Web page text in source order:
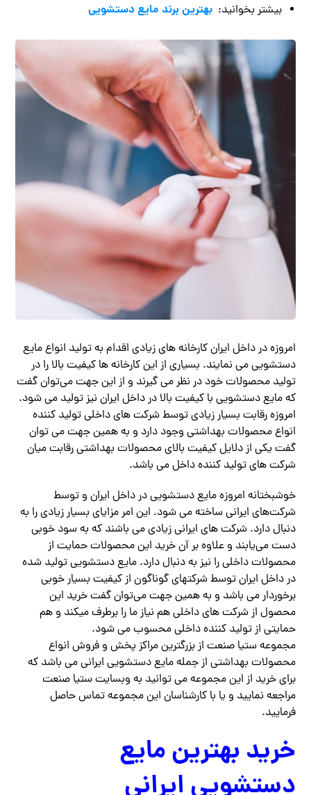
بیشتر بخوانید: بهترین برند مایع دستشویی
امروزه در داخل ایران کارخانه های زیادی اقدام به تولید انواع مایع
دستشویی می نمایند. بسیاری از این کارخانه ها کیفیت بالا را در
تولید محصولات خود در نظر می گیرند و از این جهت می‌توان گفت
که مایع دستشویی با کیفیت بالا در داخل ایران نیز تولید می شود.
امروزه رقابت بسیار زیادی توسط شرکت های داخلی تولید کننده
انواع محصولات بهداشتی وجود دارد و به همین جهت می توان
گفت یکی از دلایل کیفیت بالای محصولات بهداشتی رقابت میان
شرکت های تولید کننده داخل می باشد.
خوشبختانه امروزه مایع دستشویی در داخل ایران و توسط
شرکت‌های ایرانی ساخته می شود. این امر مزایای بسیار زیادی را به
دنبال دارد. شرکت های ایرانی زیادی می باشند که به سود خوبی
دست می‌یابند و علاوه بر آن خرید این محصولات حمایت از
محصولات داخلی را نیز به دنبال دارد. مایع دستشویی تولید شده
در داخل ایران توسط شرکتهای گوناگون از کیفیت بسیار خوبی
برخوردار می باشد و به همین جهت می‌توان گفت خرید این
محصول از شرکت های داخلی هم نیاز ما را برطرف میکند و هم
حمایتی از تولید کننده داخلی محسوب می شود.
مجموعه ستیا صنعت از بزرگترین مراکز پخش و فروش انواع
محصولات بهداشتی از جمله مایع دستشویی ایرانی می باشد که
برای خرید از این مجموعه می توانید به وبسایت ستیا صنعت
مراجعه نمایید و یا با کارشناسان این مجموعه تماس حاصل
فرمایید.
خرید بهترین مایع